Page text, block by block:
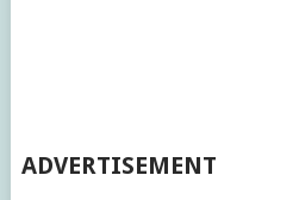
ADVERTISEMENT